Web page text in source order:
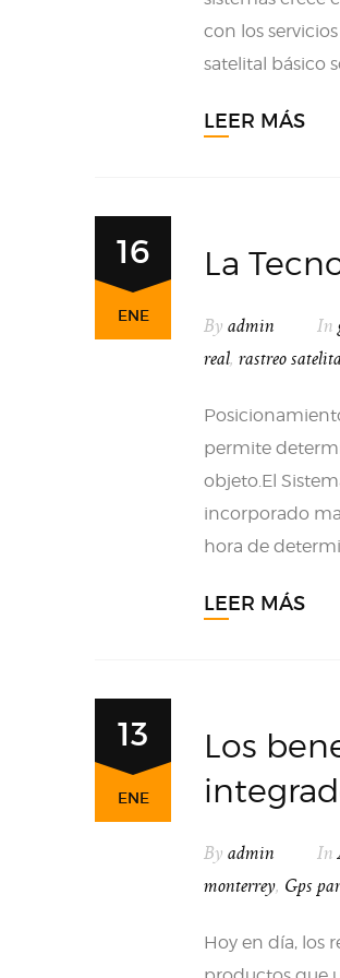
con los
satelital básico
LEER MÁS
16
ENE
La
By admin In
real, rastreo
permite
objeto.El
incorporado
hora de
LEER MÁS
13
ENE
Los
By admin In
monterrey, Gps
Hoy en día, los